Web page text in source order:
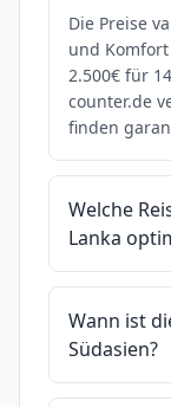
Die Preise
und
2.500€ für
counter.de
finden
Welche
Lanka
Wann ist
Südasien?